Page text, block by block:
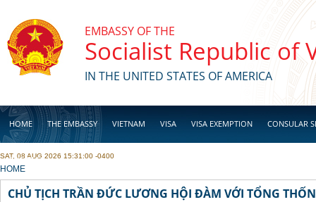
EMBASSY OF THE
Socialist Republic of
IN THE UNITED STATES OF AMERICA
HOME THE EMBASSY VIETNAM VISA VISA EXEMPTION CONSULAR
BUSINESS
SAT, 08 AUG 2026 15:31:00 -0400
YOU ARE HERE
HOME
CHỦ TỊCH TRẦN ĐỨC LƯƠNG HỘI ĐÀM VỚI TỔNG